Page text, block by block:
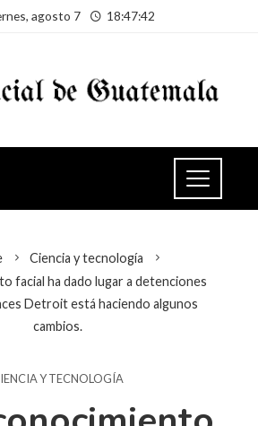
agosto 7 18:47:43
Ciencia y tecnología
facial ha dado lugar a detenciones
Detroit está haciendo algunos
cambios.
Y TECNOLOGÍA